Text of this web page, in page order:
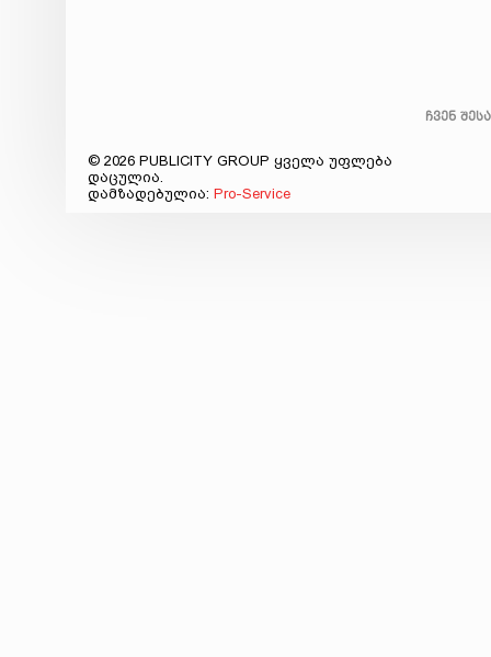
ჩვენ
© 2026 PUBLICITY GROUP ყველა უფლება
დაცულია.
დამზადებულია: Pro-Service